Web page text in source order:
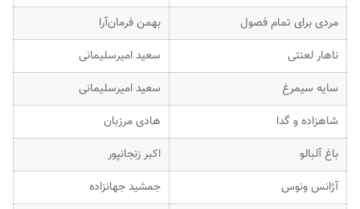
مردی برای تمام فصول
بهمن فرمان‌آرا
ناهار لعنتی
سعید امیرسلیمانی
سایه سیمرغ
سعید امیرسلیمانی
شاهزاده و گدا
هادی مرزبان
باغ آلبالو
اکبر زنجانپور
آژانس ونوس
جمشید جهانزاده